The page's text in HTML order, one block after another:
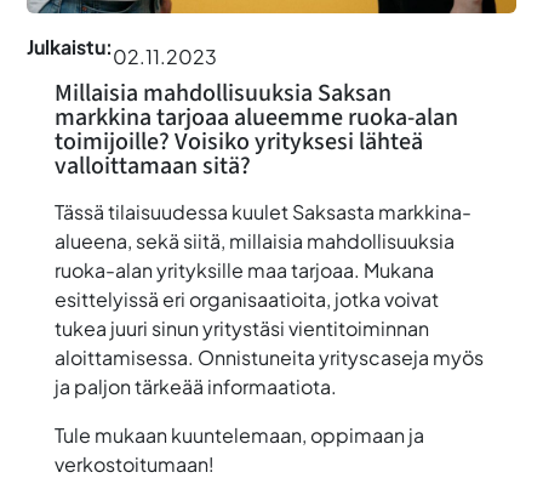
Julkaistu:02.11.2023
Millaisia mahdollisuuksia Saksan
markkina tarjoaa alueemme ruoka-alan
toimijoille? Voisiko yrityksesi lähteä
valloittamaan sitä?
Tässä tilaisuudessa kuulet Saksasta markkina-
alueena, sekä siitä, millaisia mahdollisuuksia
ruoka-alan yrityksille maa tarjoaa. Mukana
esittelyissä eri organisaatioita, jotka voivat
tukea juuri sinun yritystäsi vientitoiminnan
aloittamisessa. Onnistuneita yrityscaseja myös
ja paljon tärkeää informaatiota.
Tule mukaan kuuntelemaan, oppimaan ja
verkostoitumaan!